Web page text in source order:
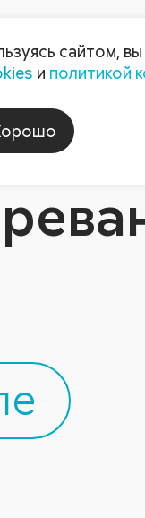
Компания
сайтом,
и политикой